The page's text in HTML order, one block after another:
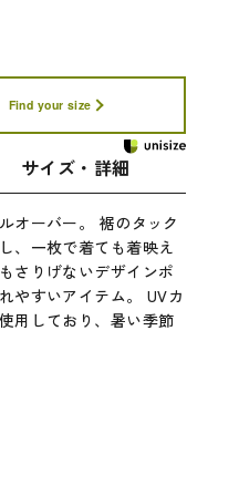
Find your size
サイズ・詳細
オーバー。 裾のタック
、一枚で着ても着映え
さりげないデザインポ
やすいアイテム。 UVカ
用しており、暑い季節